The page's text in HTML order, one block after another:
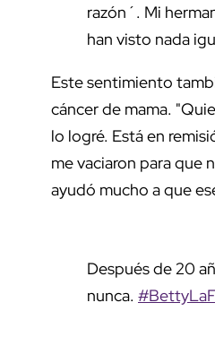
razón´. Mi
han visto nada
Este sentimiento
cáncer de mama.
lo logré. Está en
me vaciaron para que
ayudó mucho a que
Después de 20
nunca.